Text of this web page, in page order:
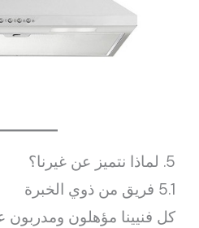
5. لماذا نتميز عن غيرنا؟
5.1 فريق من ذوي الخبرة
كل فنيينا مؤهلون